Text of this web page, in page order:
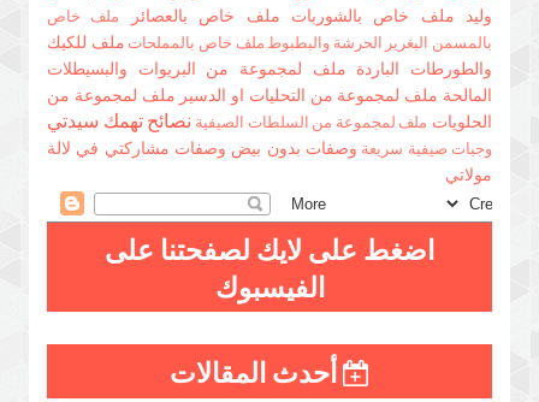
وليد ملف خاص بالشوربات ملف خاص بالعصائر
ملف خاص
بالمسمن البغرير الحرشة والبطبوط ملف خاص بالمملحات ملف للكيك
والطورطات الباردة ملف لمجموعة من البريوات والبسيطلات
المالحة ملف لمجموعة من التحليات او الدسير ملف لمجموعة من
الحلويات ملف لمجموعة من السلطات الصيفية نصائح تهمك سيدتي
وجبات صيفية سريعة وصفات بدون بيض وصفات مشاركتي في لالة
مولاتي
اضغط على لايك لصفحتنا على
الفيسبوك
أحدث المقالات